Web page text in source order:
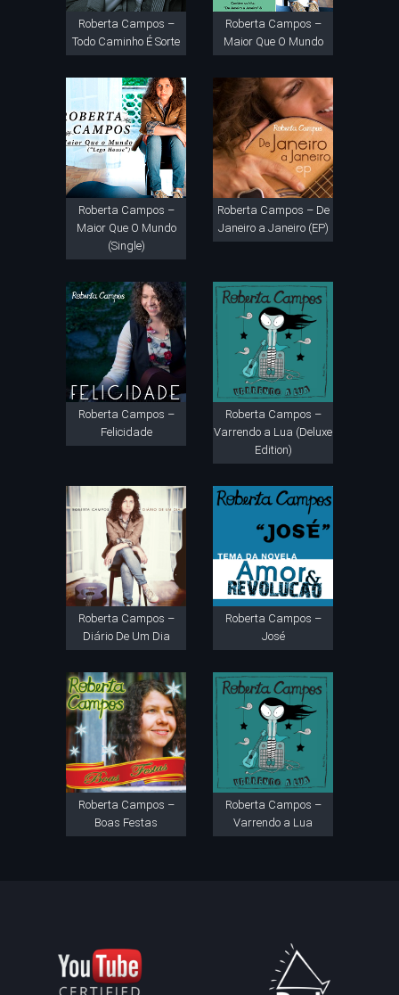
Roberta Campos –
Todo Caminho É Sorte
Roberta Campos –
Maior Que O Mundo
Roberta Campos –
Maior Que O Mundo
(Single)
Roberta Campos – De
Janeiro a Janeiro (EP)
Roberta Campos –
Felicidade
Roberta Campos –
Varrendo a Lua (Deluxe
Edition)
Roberta Campos –
Diário De Um Dia
Roberta Campos –
José
Roberta Campos –
Boas Festas
Roberta Campos –
Varrendo a Lua